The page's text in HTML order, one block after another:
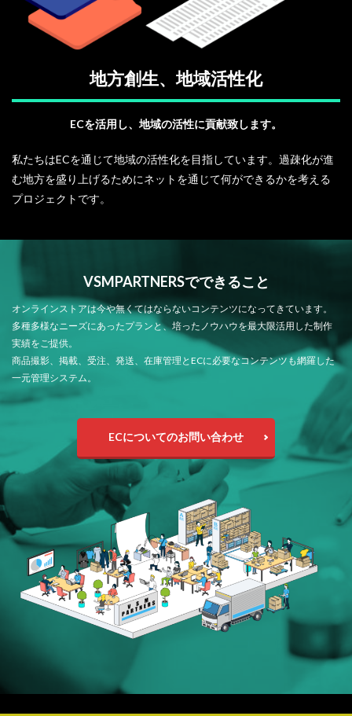
地方創生、地域活性化
ECを活用し、地域の活性に貢献致します。
私たちはECを通じて地域の活性化を目指しています。過疎化が進
む地方を盛り上げるためにネットを通じて何ができるかを考える
プロジェクトです。
VSMPARTNERSでできること
オンラインストアは今や無くてはならないコンテンツになってきています。
多種多様なニーズにあったプランと、培ったノウハウを最大限活用した制作
実績をご提供。
商品撮影、掲載、受注、発送、在庫管理とECに必要なコンテンツも網羅した
一元管理システム。
ECについてのお問い合わせ